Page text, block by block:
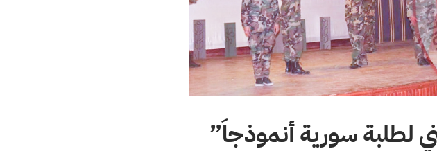
لطلبة سورية أنموذجاَ”